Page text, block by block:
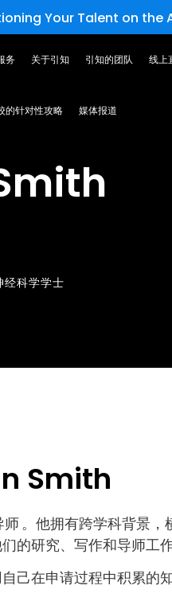
Your Talent on the
务 关于引知 引知的团队 线上
的针对性攻略 媒体报道
经科学学士
Smith
。他拥有跨学科背景
的研究、写作和导师工作
己在申请过程中积累的